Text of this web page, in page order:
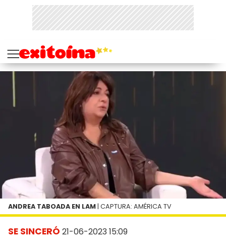
SE SINCERÓ 21-06-2023 15:09
ANDREA TABOADA EN LAM | CAPTURA: AMÉRICA TV